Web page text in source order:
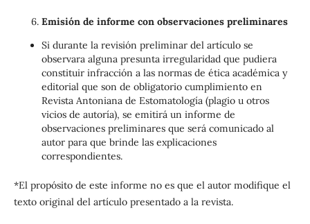
Emisión de informe con observaciones preliminares
Si durante la revisión preliminar del artículo se
observara alguna presunta irregularidad que pudiera
constituir infracción a las normas de ética académica y
editorial que son de obligatorio cumplimiento en
Revista Antoniana de Estomatología (plagio u otros
vicios de autoría), se emitirá un informe de
observaciones preliminares que será comunicado al
autor para que brinde las explicaciones
correspondientes.
*El propósito de este informe no es que el autor modifique el
texto original del artículo presentado a la revista.